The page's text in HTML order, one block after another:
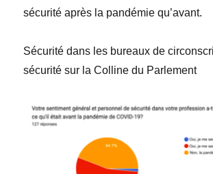
sécurité après la pandémie qu’avant.
Sécurité dans les bureaux de
sécurité sur la Colline du Parlement